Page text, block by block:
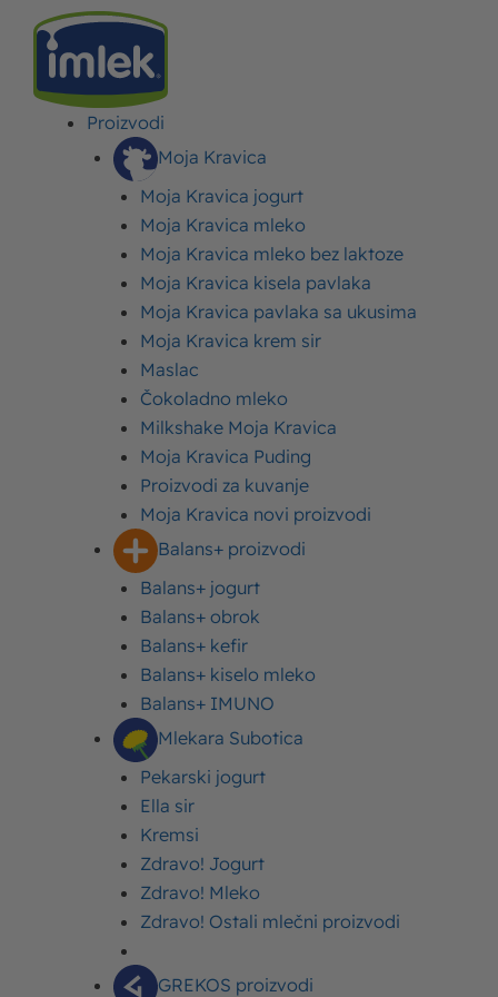
Proizvodi
Moja Kravica
Moja Kravica jogurt
Moja Kravica mleko
Moja Kravica mleko bez laktoze
Moja Kravica kisela pavlaka
Moja Kravica pavlaka sa ukusima
Moja Kravica krem sir
Maslac
Čokoladno mleko
Milkshake Moja Kravica
Moja Kravica Puding
Proizvodi za kuvanje
Moja Kravica novi proizvodi
Balans+ proizvodi
Balans+ jogurt
Balans+ obrok
Balans+ kefir
Balans+ kiselo mleko
Balans+ IMUNO
Mlekara Subotica
Pekarski jogurt
Ella sir
Kremsi
Zdravo! Jogurt
Zdravo! Mleko
Zdravo! Ostali mlečni proizvodi
GREKOS proizvodi
>DRUŠTVENA ODGOVORNOST
Društvena odgovornost
Imlek – kompanija u kojoj se dobro dobrim vraća
Imlekove brendove potrošači prepoznaju kao
kvalitetne, zdrave i ukusne, i zbog toga Imlek kroz
društveno-odgovorne projekte iskazuje deo
zahvalnosti za poverenje koje mu godinama
Pored brojnih inovacija i ulaganja u istraživanje,
proizvodnju i tehnologije, Imlek vodi računa i o
boljem i kvalitetnijem životu stanovnika Srbije,
želeći da i tu dâ svoj doprinos.
Uz orijentisanost na tržište, veliku pažnju
poklanjamo i pitanjima društva, poboljšanju
kolektivne svesti i ulaganju u društveno-korisne
akcije, uglavnom se opredeljujući za aktivnosti koje
će najmlađima obezbediti sigurno okruženje i
zdravije odrastanje.